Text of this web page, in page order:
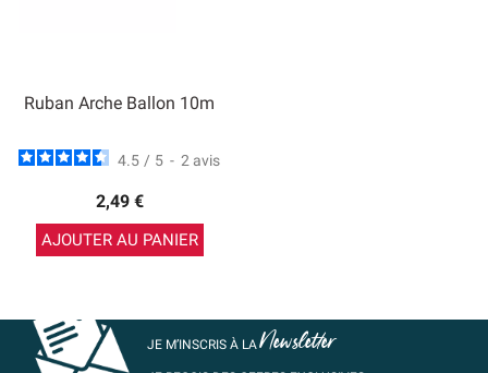
Ruban Arche Ballon 10m
4.5 / 5 - 2 avis
2,49 €
AJOUTER AU PANIER
JE M’INSCRIS À LANewsletter